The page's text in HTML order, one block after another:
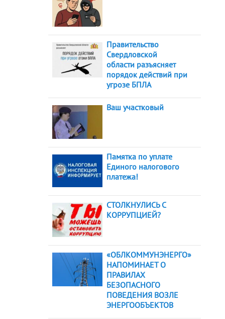
Правительство
Свердловской
области разъясняет
порядок действий при
угрозе БПЛА
Ваш участковый
Памятка по уплате
Единого налогового
платежа!
СТОЛКНУЛИСЬ С
КОРРУПЦИЕЙ?
«ОБЛКОММУНЭНЕРГО»
НАПОМИНАЕТ О
ПРАВИЛАХ
БЕЗОПАСНОГО
ПОВЕДЕНИЯ ВОЗЛЕ
ЭНЕРГООБЪЕКТОВ